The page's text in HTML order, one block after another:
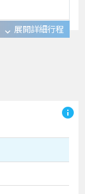
expand_more 展開詳細行程
info